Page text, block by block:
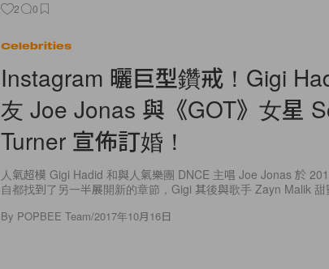
2 0
Celebrities
Instagram 曬巨型鑽戒！Gigi
友 Joe Jonas 與《GOT》女星
Turner 宣佈訂婚！
人氣超模 Gigi Hadid 和與人氣樂團 DNCE 主唱 Joe Jonas 於
自都找到了另一半展開新的章節，Gigi 其後與歌手 Zayn Malik 甜
By POPBEE Team/2017年10月16日